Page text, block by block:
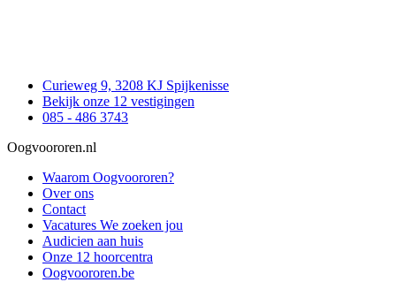
Curieweg 9, 3208 KJ Spijkenisse
Bekijk onze 12 vestigingen
085 - 486 3743
Oogvoororen.nl
Waarom Oogvoororen?
Over ons
Contact
Vacatures We zoeken jou
Audicien aan huis
Onze 12 hoorcentra
Oogvoororen.be